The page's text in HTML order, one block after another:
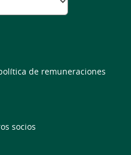
de remuneraciones
socios